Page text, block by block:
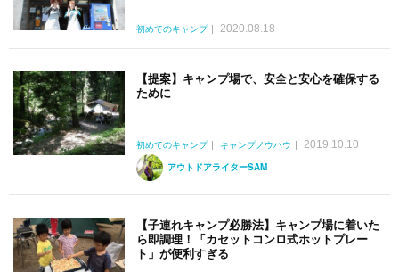
初めてのキャンプ 2020.08.18
【提案】キャンプ場で、安全と安心を確保する
ために
初めてのキャンプ キャンプノウハウ
2019.10.10
アウトドアライターSAM
【子連れキャンプ必勝法】キャンプ場に着いた
ら即調理！「カセットコンロ式ホットプレー
ト」が便利すぎる